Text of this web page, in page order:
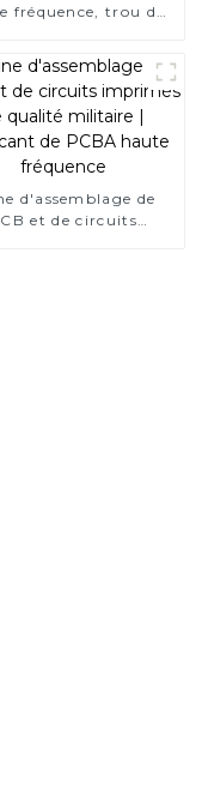
fréquence, trou de
d'assemblage de
et de circuits